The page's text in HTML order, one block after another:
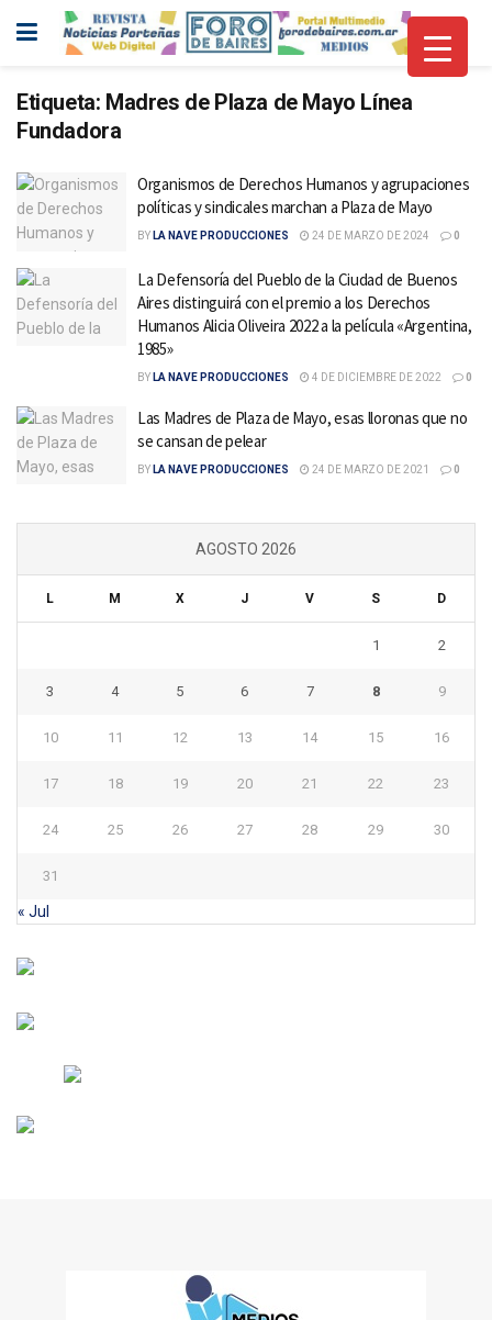
Etiqueta: Madres de Plaza de Mayo Línea
Fundadora
Organismos de Derechos Humanos y agrupaciones
políticas y sindicales marchan a Plaza de Mayo
BY LA NAVE PRODUCCIONES 24 DE MARZO DE 2024 0
La Defensoría del Pueblo de la Ciudad de Buenos
Aires distinguirá con el premio a los Derechos
Humanos Alicia Oliveira 2022 a la película «Argentina,
1985»
BY LA NAVE PRODUCCIONES 4 DE DICIEMBRE DE 2022 0
Las Madres de Plaza de Mayo, esas lloronas que no
se cansan de pelear
BY LA NAVE PRODUCCIONES 24 DE MARZO DE 2021 0
AGOSTO 2026
L M X J V S D
1 2
3 4 5 6 7 8 9
10 11 12 13 14 15 16
17 18 19 20 21 22 23
24 25 26 27 28 29 30
31
« Jul